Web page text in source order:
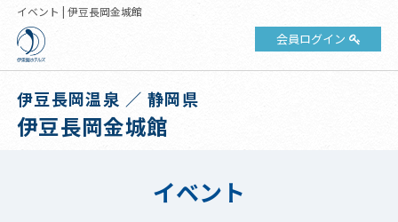
イベント | 伊豆長岡金城館
会員ログイン
伊豆長岡温泉 ／ 静岡県
伊豆長岡金城館
イベント